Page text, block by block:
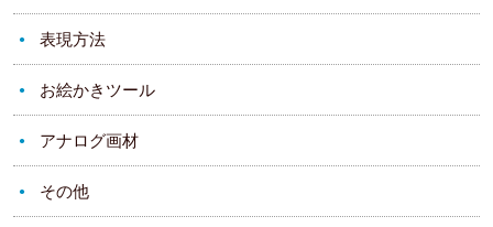
表現方法
お絵かきツール
アナログ画材
その他